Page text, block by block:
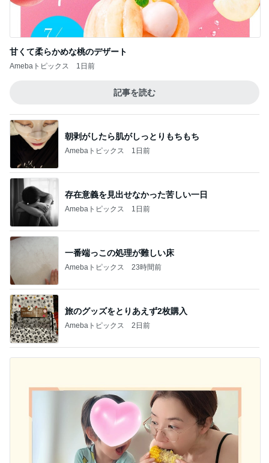
甘くて柔らかめな桃のデザート
Amebaトピックス 1日前
記事を読む
朝剥がしたら肌がしっとりもちもち
Amebaトピックス 1日前
存在意義を見出せなかった苦しい一日
Amebaトピックス 1日前
一番端っこの処理が難しい床
Amebaトピックス 23時間前
旅のグッズをとりあえず2枚購入
Amebaトピックス 2日前